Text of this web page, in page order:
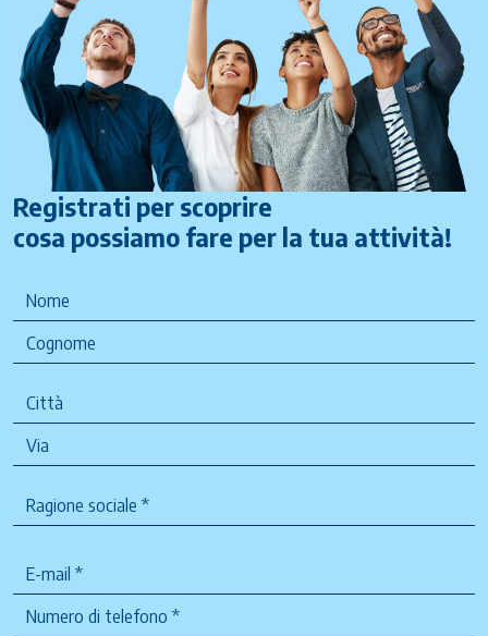
Registrati per scoprire
cosa possiamo fare per la tua attività!